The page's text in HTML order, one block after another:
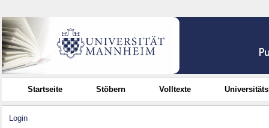
Startseite Stöbern Volltexte
Login